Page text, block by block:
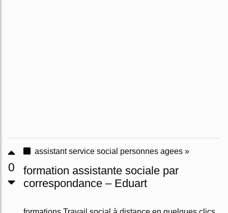
0
assistant service social personnes agees »
formation assistante sociale par
correspondance – Eduart